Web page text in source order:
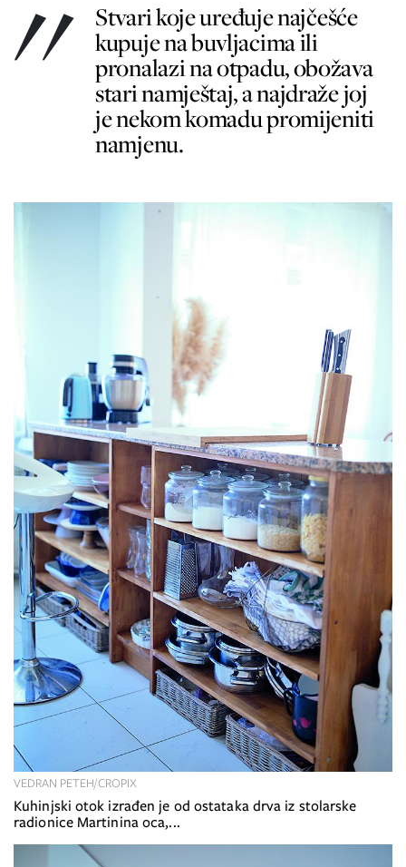
Stvari koje uređuje najčešće
kupuje na buvljacima ili
pronalazi na otpadu, obožava
stari namještaj, a najdraže joj
je nekom komadu promijeniti
namjenu.
Kuhinjski otok izrađen je od ostataka drva iz stolarske
radionice Martinina oca,...
VEDRAN PETEH/CROPIX